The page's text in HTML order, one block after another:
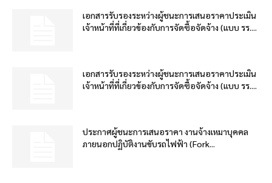
เอกสารรับรองระหว่างผู้ชนะการเสนอราคาประเมิน
เจ้าหน้าที่ที่เกี่ยวข้องกับการจัดซื้อจัดจ้าง (แบบ รร....
เอกสารรับรองระหว่างผู้ชนะการเสนอราคาประเมิน
เจ้าหน้าที่ที่เกี่ยวข้องกับการจัดซื้อจัดจ้าง (แบบ รร....
ประกาศผู้ชนะการเสนอราคา งานจ้างเหมาบุคคล
ภายนอกปฏิบัติงานขับรถไฟฟ้า (Fork...